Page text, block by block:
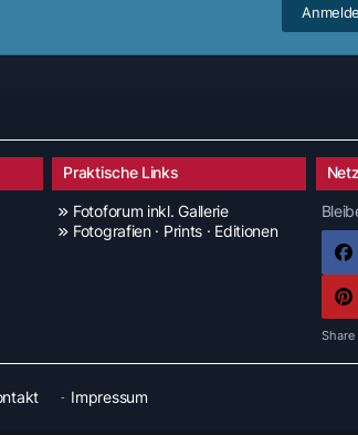
Praktische Links
Fotoforum inkl. Gallerie
Fotografien · Prints · Editionen
Share
Impressum